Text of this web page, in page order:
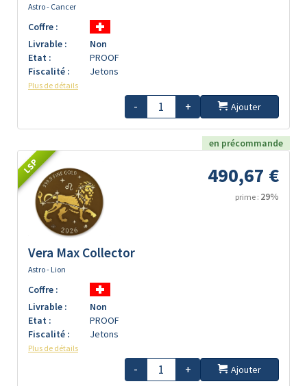
Astro - Cancer
Coffre :
Livrable :
Non
Etat :
PROOF
Fiscalité :
Jetons
Plus de détails
- + Ajouter
en précommande
LSP 490,67 €
prime : 29%
Vera Max Collector
Astro - Lion
Coffre :
Livrable :
Non
Etat :
PROOF
Fiscalité :
Jetons
Plus de détails
- + Ajouter